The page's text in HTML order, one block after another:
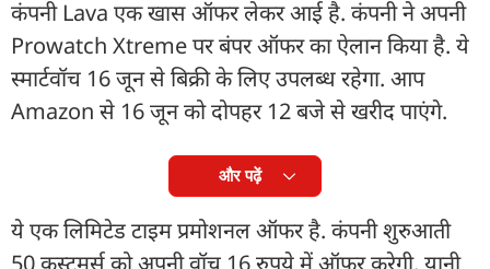
कंपनी Lava एक खास ऑफर लेकर आई है. कंपनी ने अपनी
Prowatch Xtreme पर बंपर ऑफर का ऐलान किया है. ये
स्मार्टवॉच 16 जून से बिक्री के लिए उपलब्ध रहेगा. आप
Amazon से 16 जून को दोपहर 12 बजे से खरीद पाएंगे.
और पढ़ें
ये एक लिमिटेड टाइम प्रमोशनल ऑफर है. कंपनी शुरुआती
50 कस्टमर्स को अपनी वॉच 16 रुपये में ऑफर करेगी. यानी